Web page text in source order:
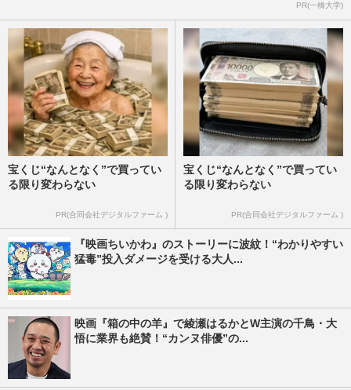
PR(一橋大学)
宝くじ“なんとなく”で買ってい
る限り変わらない
PR(合同会社デジタルファーム )
宝くじ“なんとなく”で買ってい
る限り変わらない
PR(合同会社デジタルファーム )
『映画ちいかわ』のストーリーに波紋！“わかりやすい
猛毒”投入ダメージを受ける大人...
映画『箱の中の羊』で綾瀬はるかとW主演の千鳥・大
悟に業界も絶賛！“カンヌ俳優”の...